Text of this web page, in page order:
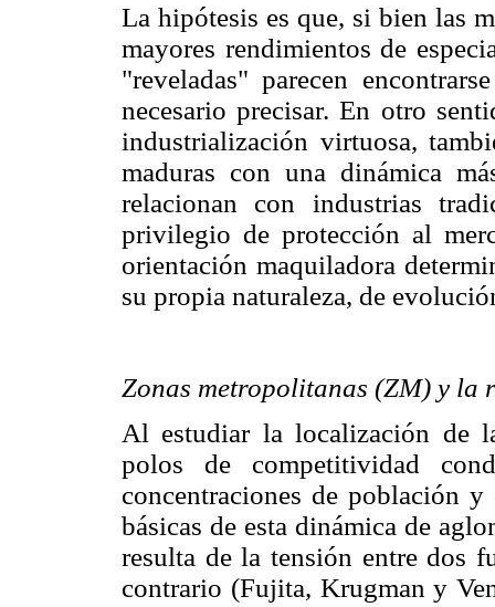
La hipótesis es que, si bien las
mayores rendimientos de
"reveladas" parecen
necesario precisar. En otro
industrialización virtuosa,
maduras con una dinámica
relacionan con industrias
privilegio de protección al
orientación maquiladora
su propia naturaleza, de
Zonas metropolitanas (ZM) y la
Al estudiar la localización de
polos de competitividad
concentraciones de población
básicas de esta dinámica de
resulta de la tensión entre dos
contrario (Fujita, Krugman y